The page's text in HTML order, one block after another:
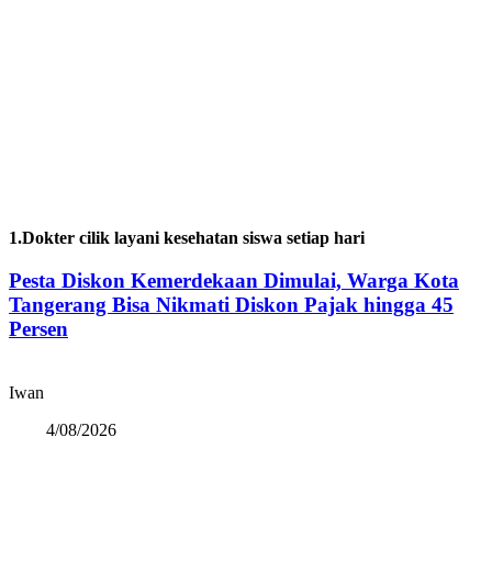
1.Dokter cilik layani kesehatan siswa setiap hari
Pesta Diskon Kemerdekaan Dimulai, Warga Kota
Tangerang Bisa Nikmati Diskon Pajak hingga 45
Persen
Iwan
4/08/2026